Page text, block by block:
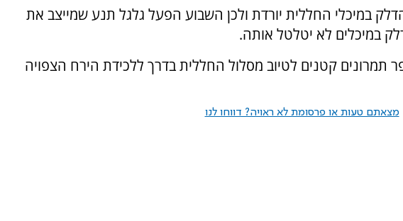
במיכלי החללית יורדת ולכן השבוע הפעל גלגל תנע שמייצב את
במיכלים לא יטלטל אותה.
תמרונים קטנים לטיוב מסלול החללית בדרך ללכידת הירח הצפויה
מצאתם טעות או פרסומת לא ראויה? דווחו לנו